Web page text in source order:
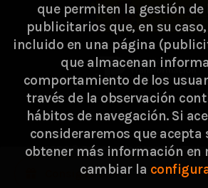
Consigue 0,19 €
2026 ©Passarella Store SL.
Reservados | Grupo
que permiten la gestión de
publicitarios que, en su
incluido en una página
que almacenan
comportamiento de los
través de la observación
hábitos de navegación. Si
consideraremos que acepta
obtener más información en
cambiar la